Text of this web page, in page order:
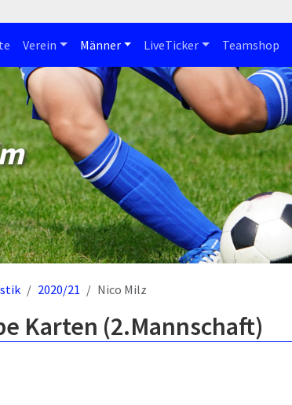
Verein Männer LiveTicker Teamshop
2020/21 Nico Milz
Karten (2.Mannschaft)